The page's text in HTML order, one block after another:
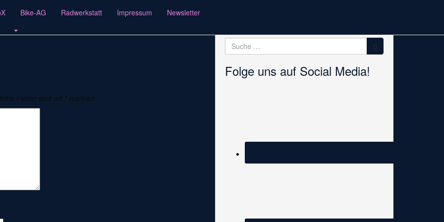
Bike-AG Radwerkstatt Impressum Newsletter
Felder sind mit * markiert
Suche
nach:
Folge uns auf Social Media!